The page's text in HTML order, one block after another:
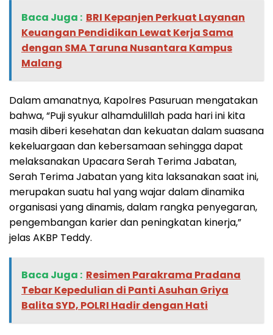
Baca Juga : BRI Kepanjen Perkuat Layanan
Keuangan Pendidikan Lewat Kerja Sama
dengan SMA Taruna Nusantara Kampus
Malang
Dalam amanatnya, Kapolres Pasuruan mengatakan
bahwa, “Puji syukur alhamdulillah pada hari ini kita
masih diberi kesehatan dan kekuatan dalam suasana
kekeluargaan dan kebersamaan sehingga dapat
melaksanakan Upacara Serah Terima Jabatan,
Serah Terima Jabatan yang kita laksanakan saat ini,
merupakan suatu hal yang wajar dalam dinamika
organisasi yang dinamis, dalam rangka penyegaran,
pengembangan karier dan peningkatan kinerja,”
jelas AKBP Teddy.
Baca Juga : Resimen Parakrama Pradana
Tebar Kepedulian di Panti Asuhan Griya
Balita SYD, POLRI Hadir dengan Hati